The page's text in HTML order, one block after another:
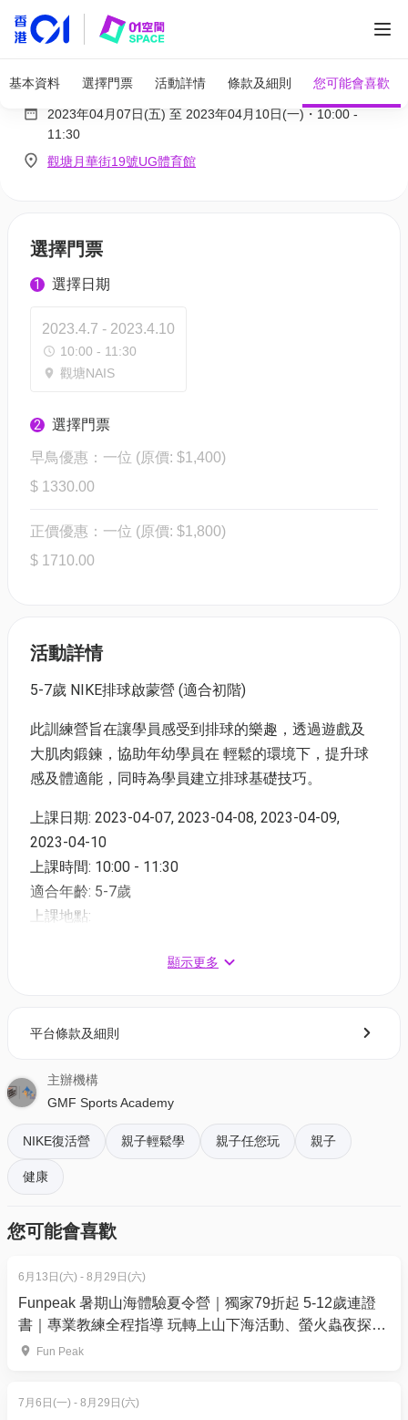
基本資料 選擇門票 活動詳情 條款及細則 您可能會喜歡
復活節NIKE排球啟蒙營 2023 (5 - 7歲)
2023年04月07日(五) 至 2023年04月10日(一) ・ 10:00 -
11:30
觀塘月華街19號UG體育館
選擇門票
1 選擇日期
2023.4.7 - 2023.4.10
10:00 - 11:30
觀塘NAIS
2 選擇門票
早鳥優惠：一位 (原價: $1,400)
$ 1330.00
正價優惠：一位 (原價: $1,800)
$ 1710.00
活動詳情
5-7歲 NIKE排球啟蒙營 (適合初階)
此訓練營旨在讓學員感受到排球的樂趣，透過遊戲及
⼤肌⾁鍛鍊，協助年幼學員在 輕鬆的環境下，提升球
感及體適能，同時為學員建立排球基礎技巧。
上課日期: 2023-04-07, 2023-04-08, 2023-04-09,
2023-04-10
上課時間: 10:00 - 11:30
適合年齡: 5-7歲
上課地點:
塘月華街19號UG體育館
NIKE運動營訓練汗衣
01空間優惠價：
早鳥優惠：$1,330 (原價: $1,400) 截止報名日期：3
月24日 23:59
正價優惠：$1,710 (原價: $1,800) 截止報名日期：3
月31日 23:59
如課堂已滿額/收生不足，主辦方將安排其他日子上
課，不設退款
顯示更多
平台條款及細則
主辦機構
GMF Sports Academy
NIKE復活營 親子輕鬆學 親子任您玩 親子
健康
您可能會喜歡
6月13日(六) - 8月29日(六)
Funpeak 暑期山海體驗夏令營｜獨家79折起 5-12歲連證
書｜專業教練全程指導 玩轉上山下海活動、螢火蟲夜探｜
親子同樂日【推廣碼減$50】
Fun Peak
7月6日(一) - 8月29日(六)